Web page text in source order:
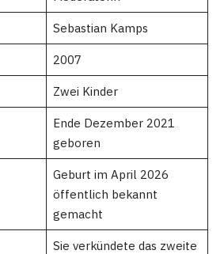
Sebastian Kamps
2007
Zwei Kinder
Ende Dezember 2021
geboren
Geburt im April 2026
öffentlich bekannt
gemacht
Sie verkündete das zweite